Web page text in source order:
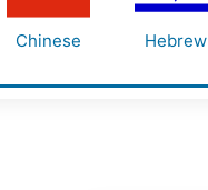
Chinese Hebrew